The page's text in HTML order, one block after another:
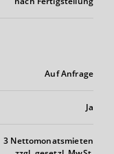
Auf Anfrage
Ja
3 Nettomonatsmieten